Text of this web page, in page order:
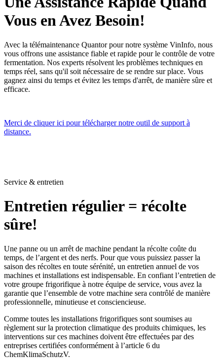
Vous en Avez Besoin!
Avec la télémaintenance Quantor pour notre système VinInfo, nous
vous offrons une assistance fiable et rapide pour le contrôle de votre
fermentation. Nos experts résolvent les problèmes techniques en
temps réel, sans qu'il soit nécessaire de se rendre sur place. Vous
gagnez ainsi du temps et évitez les temps d'arrêt, de manière sûre et
efficace.
Merci de cliquer ici pour télécharger notre outil de support à
distance.
Service & entretien
Entretien régulier = récolte
sûre!
Une panne ou un arrêt de machine pendant la récolte coûte du
temps, de l’argent et des nerfs. Pour que vous puissiez passer la
saison des récoltes en toute sérénité, un entretien annuel de vos
machines et installations est indispensable. En confiant l’entretien de
votre groupe frigorifique à notre équipe de service, vous avez la
garantie que l’ensemble de votre machine sera contrôlé de manière
professionnelle, minutieuse et consciencieuse.
Comme toutes les installations frigorifiques sont soumises au
règlement sur la protection climatique des produits chimiques, les
interventions sur ces machines doivent être effectuées par des
entreprises certifiées conformément à l’article 6 du
ChemKlimaSchutzV.